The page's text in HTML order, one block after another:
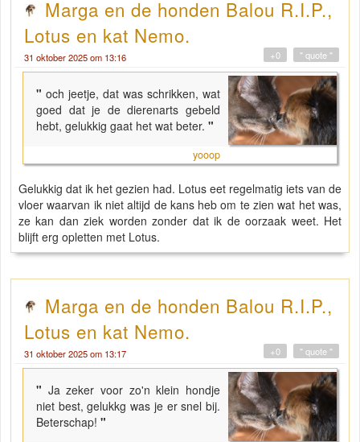
Marga en de honden Balou R.I.P.,
Lotus en kat Nemo.
31 oktober 2025 om 13:16 " quote "
+0
"och jeetje, dat was schrikken, wat
goed dat je de dierenarts gebeld
hebt, gelukkig gaat het wat beter. "
yooop
Gelukkig dat ik het gezien had. Lotus eet regelmatig iets van de
vloer waarvan ik niet altijd de kans heb om te zien wat het was,
ze kan dan ziek worden zonder dat ik de oorzaak weet. Het
blijft erg opletten met Lotus.
Marga en de honden Balou R.I.P.,
Lotus en kat Nemo.
31 oktober 2025 om 13:17 " quote "
+0
" Ja zeker voor zo'n klein hondje
niet best, gelukkg was je er snel bij.
Beterschap! "